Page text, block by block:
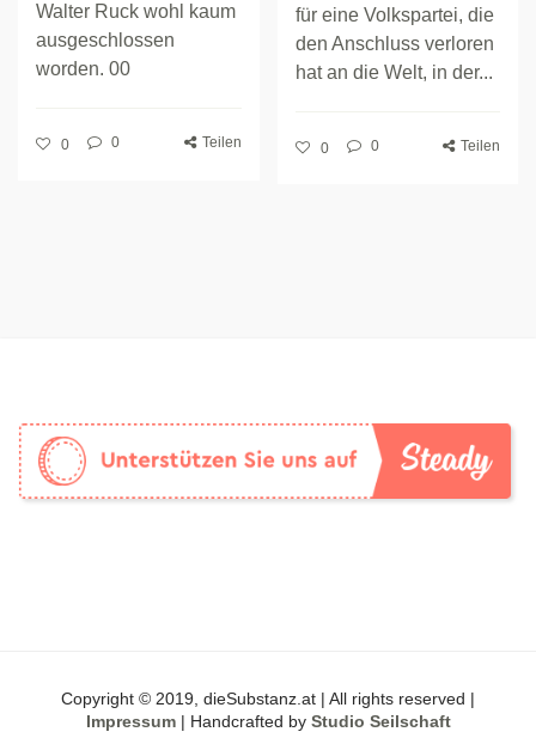
Walter Ruck wohl kaum
ausgeschlossen
worden. 00
0 0 Teilen
für eine Volkspartei, die
den Anschluss verloren
hat an die Welt, in der...
0 0 Teilen
Copyright © 2019, dieSubstanz.at | All rights reserved |
Impressum| Handcrafted by Studio Seilschaft